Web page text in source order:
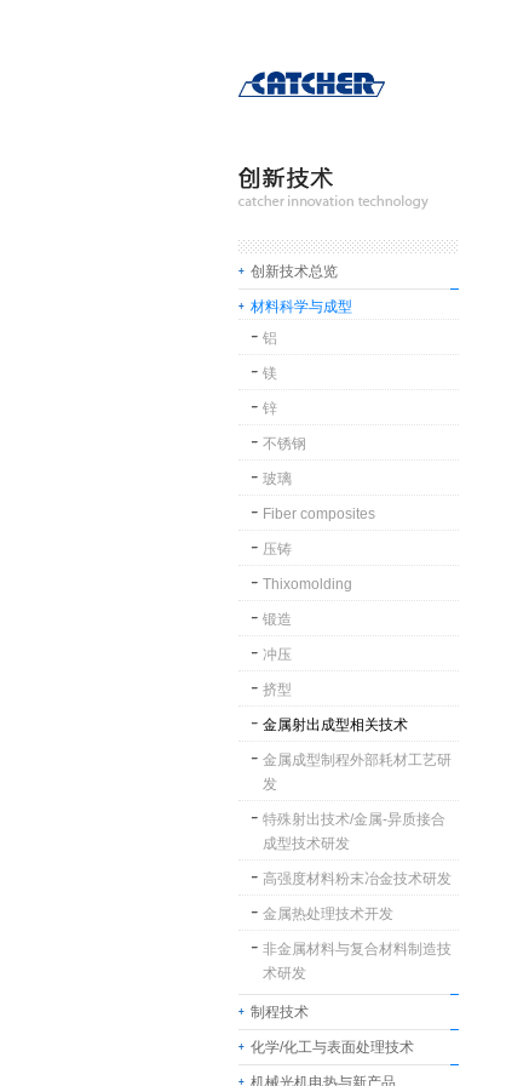
创新技术总览
材料科学与成型
铝
镁
锌
不锈钢
玻璃
Fiber composites
压铸
Thixomolding
锻造
冲压
挤型
金属射出成型相关技术
金属成型制程外部耗材工艺研
发
特殊射出技术/金属-异质接合
成型技术研发
高强度材料粉末冶金技术研发
金属热处理技术开发
非金属材料与复合材料制造技
术研发
制程技术
化学/化工与表面处理技术
机械光机电热与新产品